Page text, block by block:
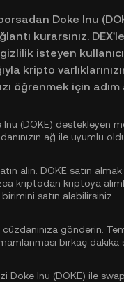
Doke Inu
kurarsınız.
isteyen
kripto
öğrenmek için
Inu (DOKE) destekleyen
ağ ile uyumlu
alın: DOKE satın
kriptodan kriptoya
satın alabilirsiniz
gönderin:
birkaç dakika
Doke Inu (DOKE) ile